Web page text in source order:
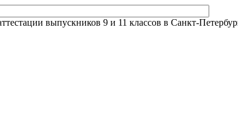
выпускников 9 и 11 классов в Санкт-